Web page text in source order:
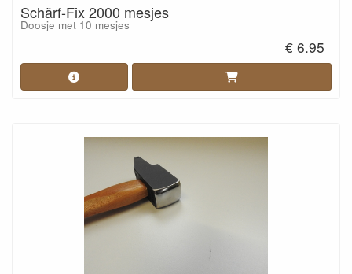
Schärf-Fix 2000 mesjes
Doosje met 10 mesjes
€ 6.95